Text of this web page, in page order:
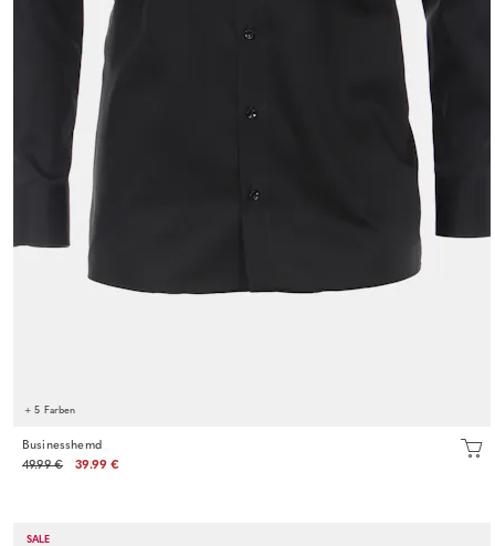
+ 5 Farben
Businesshemd
49.99 €
39.99 €
SALE